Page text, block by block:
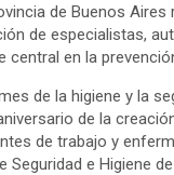
de Buenos
de especialistas,
central en la
de la higiene y la
de la
de trabajo y
Seguridad e Higiene